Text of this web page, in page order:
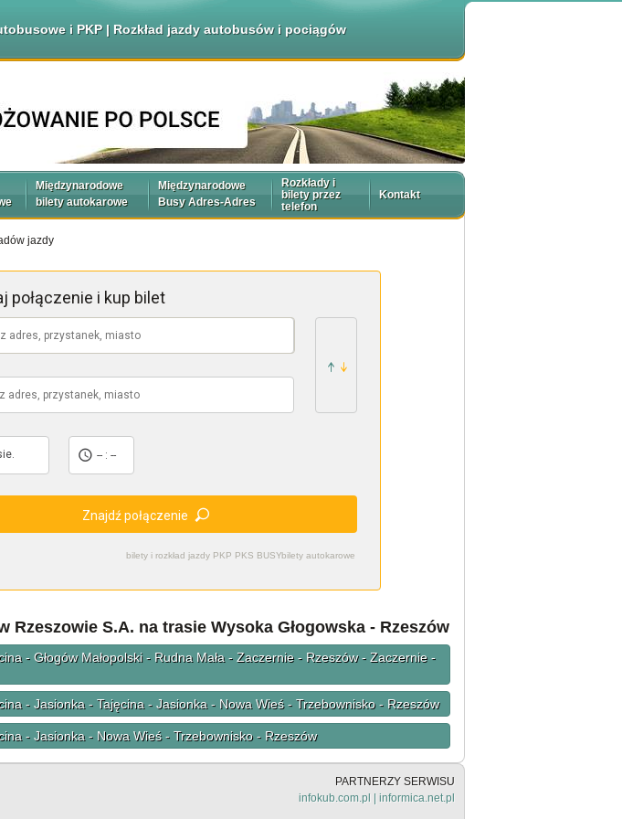
i PKP | Rozkład jazdy autobusów i pociągów
Międzynarodowe
bilety autokarowe
Międzynarodowe
Busy Adres-Adres
Rozkłady i
bilety przez
telefon
Kontakt
jazdy
bilety i rozkład jazdy PKP PKS BUSYbilety autokarowe
połączenie i kup bilet
-- : --
Znajdź połączenie
Rzeszowie S.A. na trasie Wysoka Głogowska - Rzeszów
- Głogów Małopolski - Rudna Mała - Zaczernie - Rzeszów - Zaczernie -
- Jasionka - Tajęcina - Jasionka - Nowa Wieś - Trzebownisko - Rzeszów
- Jasionka - Nowa Wieś - Trzebownisko - Rzeszów
PARTNERZY SERWISU
infokub.com.pl
informica.net.pl